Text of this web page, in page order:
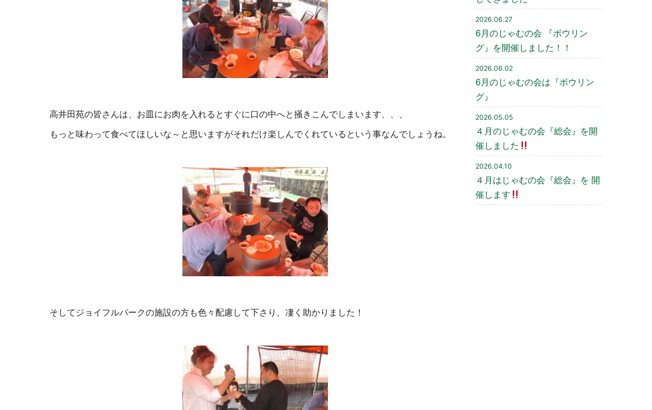
高井田苑の皆さんは、お皿にお肉を入れるとすぐに口の中へと掻きこんでしまいます、、、
もっと味わって食べてほしいな～と思いますがそれだけ楽しんでくれているという事なんでしょうね。
そしてジョイフルパークの施設の方も色々配慮して下さり、凄く助かりました！
2026.06.27
6月のじゃむの会 『ボウリン
グ』を開催しました！！
2026.06.02
6月のじゃむの会は『ボウリン
グ』
2026.05.05
４月のじゃむの会『総会』を開
催しました
2026.04.10
４月はじゃむの会『総会』を 開
催します